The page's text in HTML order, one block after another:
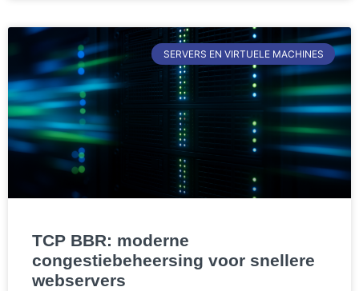
SERVERS EN VIRTUELE MACHINES
TCP BBR: moderne
congestiebeheersing voor snellere
webservers